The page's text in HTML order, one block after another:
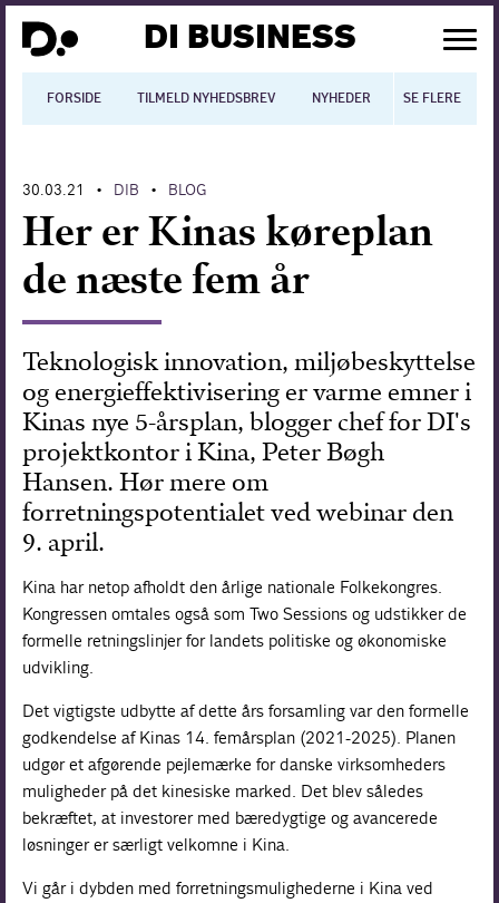
DI BUSINESS
FORSIDE TILMELD NYHEDSBREV NYHEDER BLOGS
SE FLERE
International økonomi
Arbejdsmiljø
Arbejdsmarkedet
Uddannelse
Europapolitik
Forskning
30.03.21 • DIB • BLOG
Her er Kinas køreplan
de næste fem år
Teknologisk innovation, miljøbeskyttelse
og energieffektivisering er varme emner i
Kinas nye 5-årsplan, blogger chef for DI's
projektkontor i Kina, Peter Bøgh
Hansen. Hør mere om
forretningspotentialet ved webinar den
9. april.
Kina har netop afholdt den årlige nationale Folkekongres.
Kongressen omtales også som Two Sessions og udstikker de
formelle retningslinjer for landets politiske og økonomiske
udvikling.
Det vigtigste udbytte af dette års forsamling var den formelle
godkendelse af Kinas 14. femårsplan (2021-2025). Planen
udgør et afgørende pejlemærke for danske virksomheders
muligheder på det kinesiske marked. Det blev således
bekræftet, at investorer med bæredygtige og avancerede
løsninger er særligt velkomne i Kina.
Vi går i dybden med forretningsmulighederne i Kina ved